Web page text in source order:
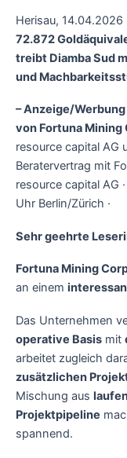
Herisau, 14.04.2026
72.872
treibt Diamba Sud
und
– Anzeige/
von Fortuna Mining
resource capital AG
Beratervertrag mit
resource capital AG
Uhr Berlin/Zürich ·
Sehr geehrte
Fortuna Mining
an einem
Das Unternehmen
operative Basis mit
arbeitet zugleich
zusätzlichen
Mischung aus
Projektpipeline
spannend.